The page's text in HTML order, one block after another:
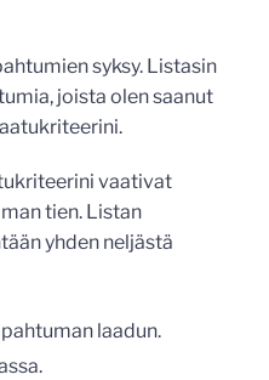
syksy. Listasin
joista olen saanut
vaativat
tien. Listan
yhden neljästä
laadun.